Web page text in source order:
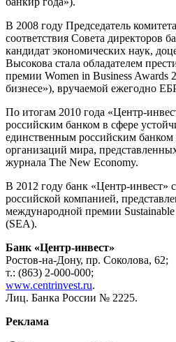
В 2008 году Председатель
соответствия Совета директоров
кандидат экономических наук,
Высокова стала обладателем
премии Women in Business
бизнесе»), вручаемой ежегодно
По итогам 2010 года «Центр-
российским банком в сфере
единственным российским
организаций мира,
журнала The New Economy.
В 2012 году банк «Центр-инвест»
российской компанией,
международной премии
(SEA).
Банк «Центр-инвест»
Ростов-на-Дону, пр. Соколова, 62;
т.: (863) 2-000-000;
www.centrinvest.ru.
Лиц. Банка России № 2225.
Реклама